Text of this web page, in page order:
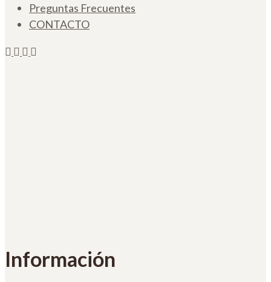
Preguntas Frecuentes
CONTACTO
Información